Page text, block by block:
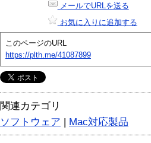
メールでURLを送る
お気に入りに追加する
このページのURL
https://plth.me/41087899
関連カテゴリ
ソフトウェア | Mac対応製品